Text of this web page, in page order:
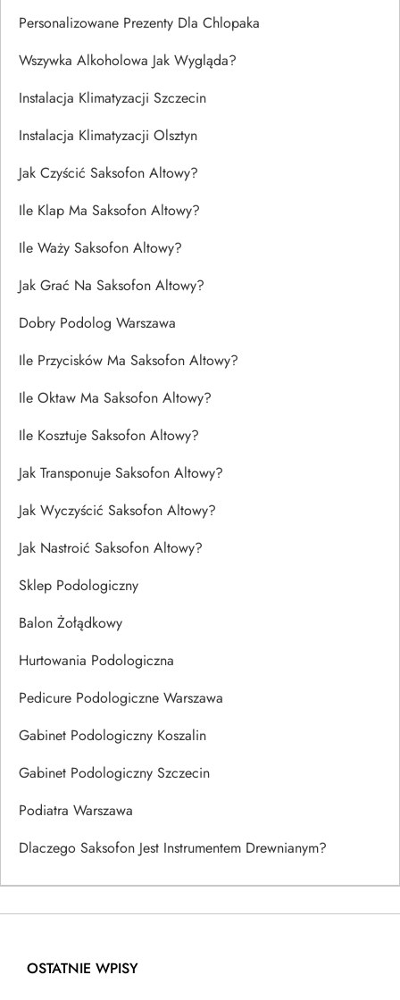
Personalizowane Prezenty Dla Chlopaka
Wszywka Alkoholowa Jak Wygląda?
Instalacja Klimatyzacji Szczecin
Instalacja Klimatyzacji Olsztyn
Jak Czyścić Saksofon Altowy?
Ile Klap Ma Saksofon Altowy?
Ile Waży Saksofon Altowy?
Jak Grać Na Saksofon Altowy?
Dobry Podolog Warszawa
Ile Przycisków Ma Saksofon Altowy?
Ile Oktaw Ma Saksofon Altowy?
Ile Kosztuje Saksofon Altowy?
Jak Transponuje Saksofon Altowy?
Jak Wyczyścić Saksofon Altowy?
Jak Nastroić Saksofon Altowy?
Sklep Podologiczny
Balon Żołądkowy
Hurtowania Podologiczna
Pedicure Podologiczne Warszawa
Gabinet Podologiczny Koszalin
Gabinet Podologiczny Szczecin
Podiatra Warszawa
Dlaczego Saksofon Jest Instrumentem Drewnianym?
OSTATNIE WPISY